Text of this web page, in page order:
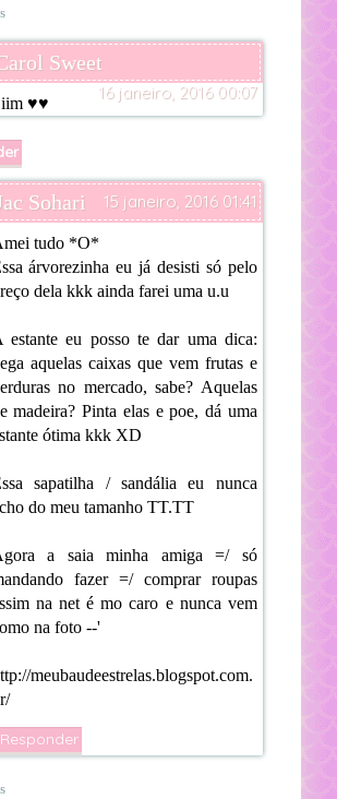
Sweet
16 janeiro, 2016 00:07
♥♥
Sohari 15 janeiro, 2016 01:41
tudo *O*
árvorezinha eu já desisti só pelo
dela kkk ainda farei uma u.u
estante eu posso te dar uma dica:
aquelas caixas que vem frutas e
no mercado, sabe? Aquelas
madeira? Pinta elas e poe, dá uma
ótima kkk XD
sapatilha / sandália eu nunca
do meu tamanho TT.TT
a saia minha amiga =/ só
fazer =/ comprar roupas
na net é mo caro e nunca vem
na foto --'
meubaudeestrelas.blogspot.com.
Responder